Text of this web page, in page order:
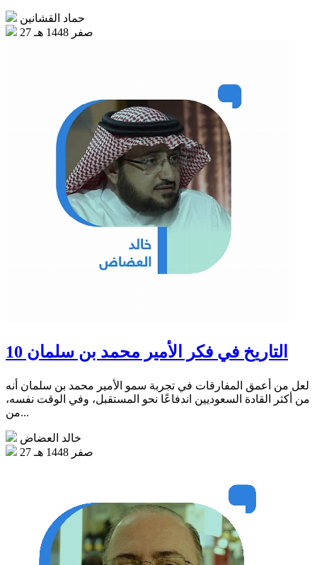
حماد القشانين
27 صفر 1448 هـ
التاريخ في فكر الأمير محمد بن سلمان 10
لعل من أعمق المفارقات في تجربة سمو الأمير محمد بن سلمان أنه
من أكثر القادة السعوديين اندفاعًا نحو المستقبل، وفي الوقت نفسه،
من...
خالد العضاض
27 صفر 1448 هـ